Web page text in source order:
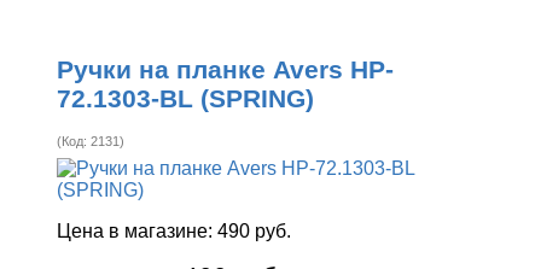
Ручки на планке Avers HP-
72.1303-BL (SPRING)
(Код:2131)
Цена в магазине:490 руб.